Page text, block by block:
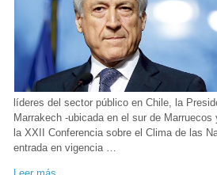
líderes del sector público en Chile, la
Marrakech -ubicada en el sur de
la XXII Conferencia sobre el Clima de las
entrada en vigencia …